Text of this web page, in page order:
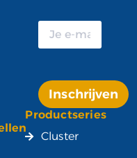
Inschrijven
Alternative:
Productseries
Cluster